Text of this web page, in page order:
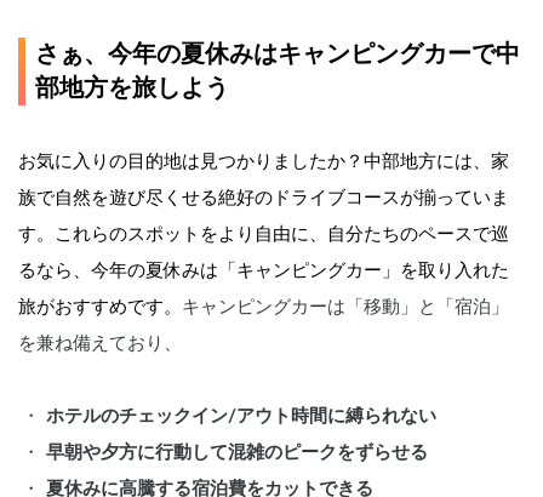
さぁ、今年の夏休みはキャンピングカーで中
部地方を旅しよう
お気に入りの目的地は見つかりましたか？中部地方には、家
族で自然を遊び尽くせる絶好のドライブコースが揃っていま
す。これらのスポットをより自由に、自分たちのペースで巡
るなら、今年の夏休みは「キャンピングカー」を取り入れた
旅がおすすめです。 キャンピングカーは「移動」と「宿泊」
を兼ね備えており、
ホテルのチェックイン/アウト時間に縛られない
早朝や夕方に行動して混雑のピークをずらせる
夏休みに高騰する宿泊費をカットできる